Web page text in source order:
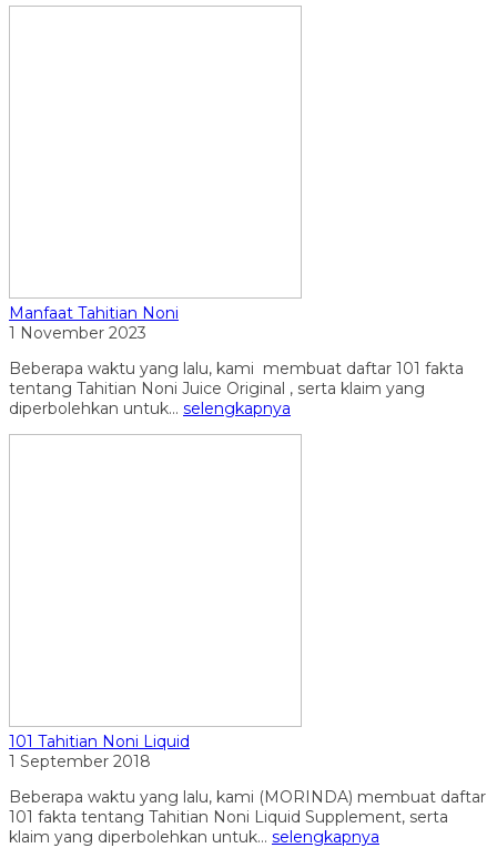
Manfaat Tahitian Noni
1 November 2023
Beberapa waktu yang lalu, kami membuat daftar 101 fakta
tentang Tahitian Noni Juice Original , serta klaim yang
diperbolehkan untuk... selengkapnya
101 Tahitian Noni Liquid
1 September 2018
Beberapa waktu yang lalu, kami (MORINDA) membuat daftar
101 fakta tentang Tahitian Noni Liquid Supplement, serta
klaim yang diperbolehkan untuk... selengkapnya